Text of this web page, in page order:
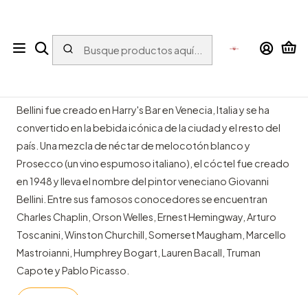
Inicio CHAMPÁN Y VINO ESPUMOSO Italia BELLINI
Bellini fue creado en Harry's Bar en Venecia, Italia y se ha
convertido en la bebida icónica de la ciudad y el resto del
país. Una mezcla de néctar de melocotón blanco y
Prosecco (un vino espumoso italiano), el cóctel fue creado
en 1948 y lleva el nombre del pintor veneciano Giovanni
Bellini. Entre sus famosos conocedores se encuentran
Charles Chaplin, Orson Welles, Ernest Hemingway, Arturo
Toscanini, Winston Churchill, Somerset Maugham, Marcello
Mastroianni, Humphrey Bogart, Lauren Bacall, Truman
Capote y Pablo Picasso.